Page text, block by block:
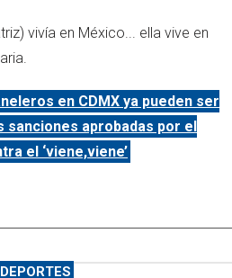
vivía en México... ella vive en
en CDMX ya pueden ser
aprobadas por el
el ‘viene,viene’
DEPORTES